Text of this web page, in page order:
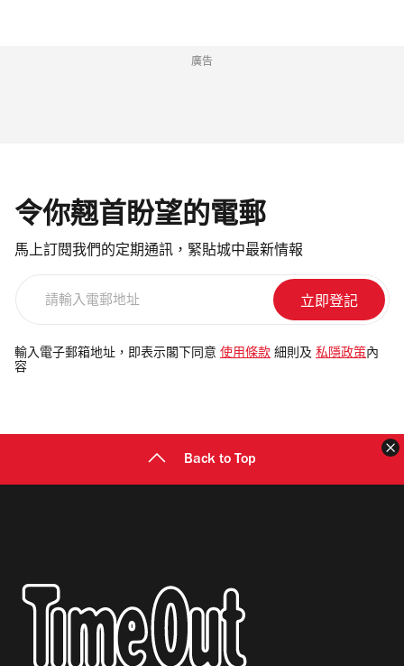
廣告
令你翹首盼望的電郵
馬上訂閱我們的定期通訊，緊貼城中最新情報
電
郵
輸入電子郵箱地址，即表示閣下同意 使用條款 細則及 私隱政策 內
容
Back to Top